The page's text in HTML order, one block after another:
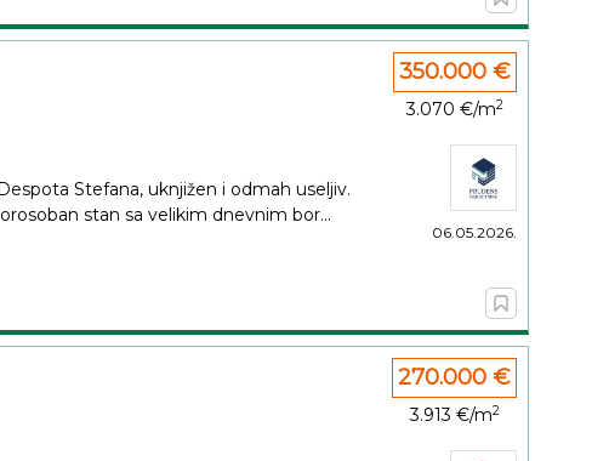
Stefana, uknjižen i odmah useljiv.
stan sa velikim dnevnim bor...
350.000 €
3.070 €/m2
06.05.2026.
270.000 €
3.913 €/m2